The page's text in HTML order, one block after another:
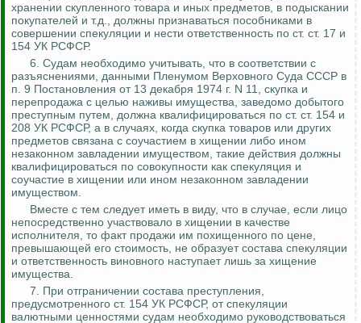
хранении скупленного товара и иных предметов, в подыскании
покупателей и т.д., должны признаваться пособниками в
совершении спекуляции и нести ответственность по ст. ст. 17 и
154 УК РСФСР.
6. Судам необходимо учитывать, что в соответствии с
разъяснениями, данными Пленумом Верховного Суда СССР в
п. 9 Постановления от 13 декабря 1974 г. N 11, скупка и
перепродажа с целью наживы имущества, заведомо добытого
преступным путем, должна квалифицироваться по ст. ст. 154 и
208 УК РСФСР, а в случаях, когда скупка товаров или других
предметов связана с соучастием в хищении либо ином
незаконном завладении имуществом, такие действия должны
квалифицироваться по совокупности как спекуляция и
соучастие в хищении или ином незаконном завладении
имуществом.
Вместе с тем следует иметь в виду, что в случае, если лицо
непосредственно участвовало в хищении в качестве
исполнителя, то факт продажи им похищенного по цене,
превышающей его стоимость, не образует состава спекуляции
и ответственность виновного наступает лишь за хищение
имущества.
7. При отграничении состава преступления,
предусмотренного ст. 154 УК РСФСР, от спекуляции
валютными ценностями судам необходимо руководствоваться